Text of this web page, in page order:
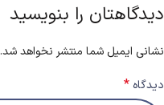
دیدگاهتان را بنویسید
نشانی ایمیل شما منتشر نخواهد شد.
دیدگاه *